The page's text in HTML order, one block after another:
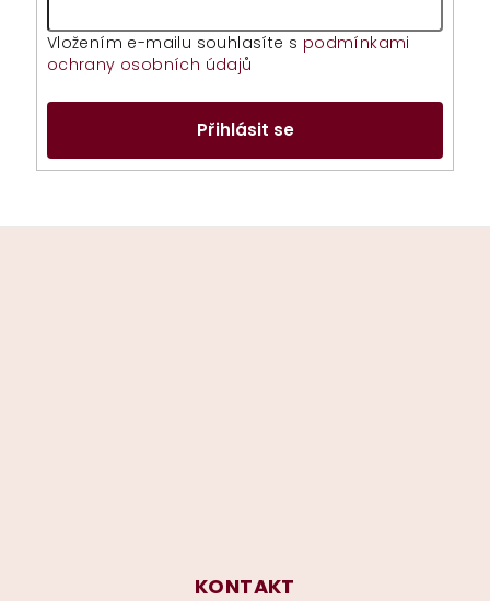
Vložením e-mailu souhlasíte s podmínkami
ochrany osobních údajů
Přihlásit se
KONTAKT